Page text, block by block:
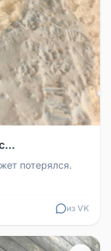
потерялся.
из VK